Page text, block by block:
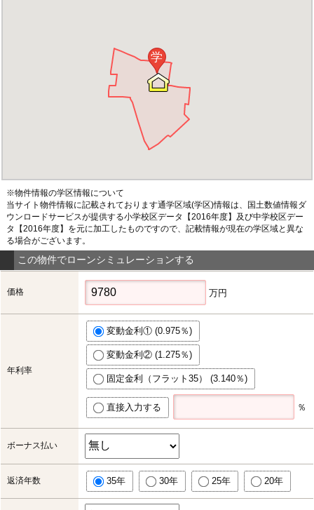
学
※物件情報の学区情報について
当サイト物件情報に記載されております通学区域(学区)情報は、国土数値情報ダ
ウンロードサービスが提供する小学校区データ【2016年度】及び中学校区デー
タ【2016年度】を元に加工したものですので、記載情報が現在の学区域と異な
る場合がございます。
この物件でローンシミュレーションする
価格 万円
年利率
変動金利① (0.975％)
変動金利② (1.275％)
固定金利（フラット35） (3.140％)
直接入力する ％
ボーナス払い
返済年数 35年 30年 25年 20年